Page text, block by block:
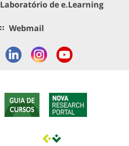
Laboratório de e.Learning
Webmail